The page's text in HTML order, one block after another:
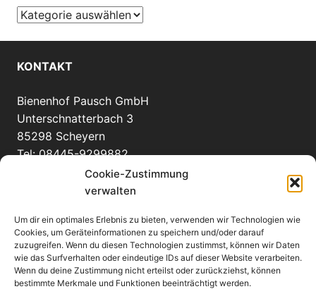
Cookie-Zustimmung
verwalten
Um dir ein optimales Erlebnis zu bieten, verwenden wir Technologien wie
Cookies, um Geräteinformationen zu speichern und/oder darauf
zuzugreifen. Wenn du diesen Technologien zustimmst, können wir Daten
wie das Surfverhalten oder eindeutige IDs auf dieser Website verarbeiten.
Wenn du deine Zustimmung nicht erteilst oder zurückziehst, können
bestimmte Merkmale und Funktionen beeinträchtigt werden.
Weiterführende
KONTAKT
Bienenhof Pausch GmbH
Unterschnatterbach 3
85298 Scheyern
Tel: 08445-9299882
info(at)bienenhof-pausch.de
WEITERE INFORMATIONEN
Anfahrt
eMail an uns